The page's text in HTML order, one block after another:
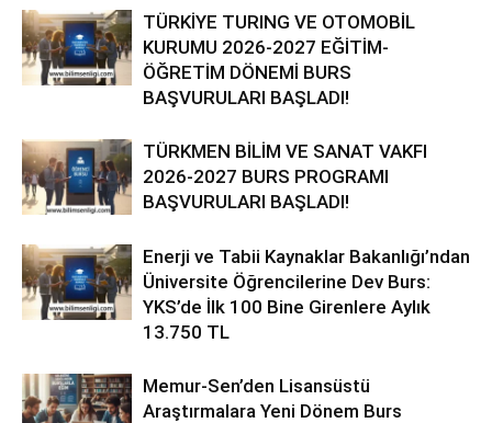
TÜRKİYE TURING VE OTOMOBİL
KURUMU 2026-2027 EĞİTİM-
ÖĞRETİM DÖNEMİ BURS
BAŞVURULARI BAŞLADI!
TÜRKMEN BİLİM VE SANAT VAKFI
2026-2027 BURS PROGRAMI
BAŞVURULARI BAŞLADI!
Enerji ve Tabii Kaynaklar Bakanlığı’ndan
Üniversite Öğrencilerine Dev Burs:
YKS’de İlk 100 Bine Girenlere Aylık
13.750 TL
Memur-Sen’den Lisansüstü
Araştırmalara Yeni Dönem Burs